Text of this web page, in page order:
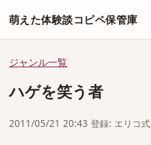
萌えた体験談コピペ保管庫
ジャンル一覧
ハゲを笑う者
2011/05/21 20:43 登録: エリコ式